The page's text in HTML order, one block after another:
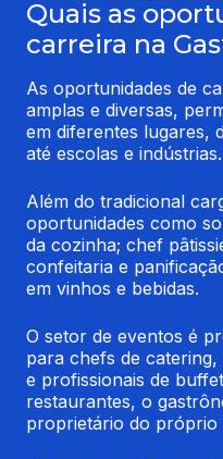
Quais as
carreira na
As oportunidades de
amplas e diversas,
em diferentes lugares,
até escolas e indústrias.
Além do tradicional
oportunidades como
da cozinha; chef
confeitaria e
em vinhos e bebidas.
O setor de eventos é
para chefs de
e profissionais de
restaurantes, o
proprietário do próprio